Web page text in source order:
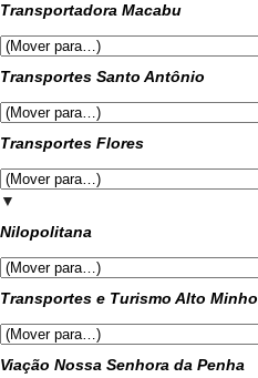
Transportadora Macabu
Transportes Santo Antônio
Transportes Flores
▼
Nilopolitana
Transportes e Turismo Alto Minho
Viação Nossa Senhora da Penha